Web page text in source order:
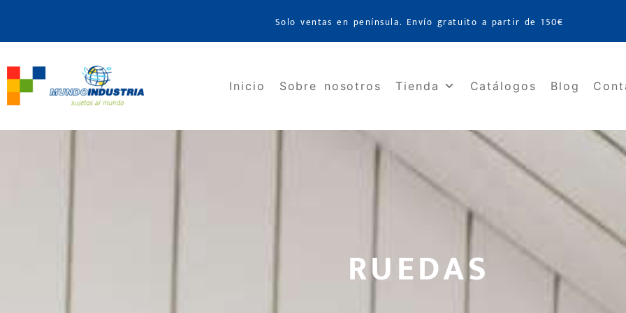
Solo ventas en península. Envío gratuito a partir de 150€
Inicio Sobre nosotros Tienda Catálogos Blog
RUEDAS